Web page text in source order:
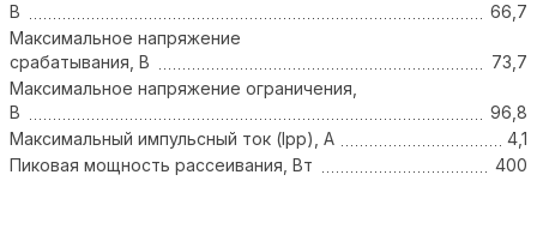
В
66,7
Максимальное напряжение
срабатывания, В
73,7
Максимальное напряжение ограничения,
В
96,8
Максимальный импульсный ток (Ipp), А
4,1
Пиковая мощность рассеивания, Вт
400